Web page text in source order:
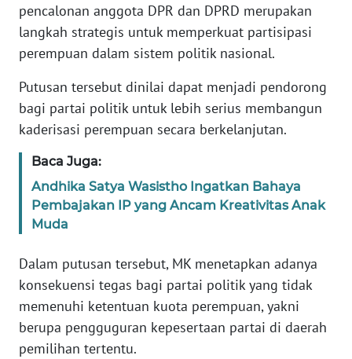
pencalonan anggota DPR dan DPRD merupakan
langkah strategis untuk memperkuat partisipasi
perempuan dalam sistem politik nasional.
Putusan tersebut dinilai dapat menjadi pendorong
bagi partai politik untuk lebih serius membangun
kaderisasi perempuan secara berkelanjutan.
Baca Juga:
Andhika Satya Wasistho Ingatkan Bahaya
Pembajakan IP yang Ancam Kreativitas Anak
Muda
Dalam putusan tersebut, MK menetapkan adanya
konsekuensi tegas bagi partai politik yang tidak
memenuhi ketentuan kuota perempuan, yakni
berupa pengguguran kepesertaan partai di daerah
pemilihan tertentu.
BERITA
KONTAK
INFO
IKLAN
TENTANG
KAMI
PEDOMAN
SIBER
KARIR